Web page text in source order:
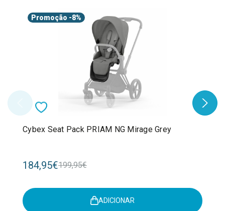
Promoção -8%
Cybex Seat Pack PRIAM NG Mirage Grey
184,95€199,95€
ADICIONAR